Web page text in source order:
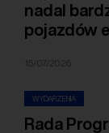
nadal
pojazdów
15/07/2026
WYDARZENIA
Rada